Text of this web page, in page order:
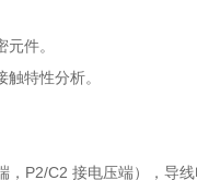
件。
特性分析。
P2/C2 接电压端），导线